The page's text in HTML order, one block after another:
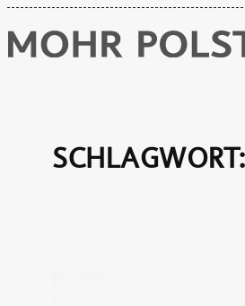
Inhalt
springen
SCHLAGWORT: